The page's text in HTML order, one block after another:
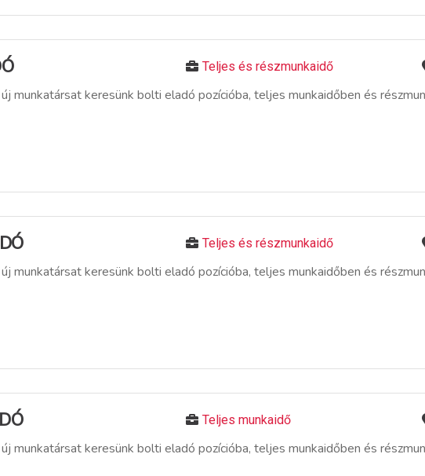
Teljes és részmunkaidő
munkatársat keresünk bolti eladó pozícióba, teljes munkaidőben és
Teljes és részmunkaidő
munkatársat keresünk bolti eladó pozícióba, teljes munkaidőben és
Teljes munkaidő
munkatársat keresünk bolti eladó pozícióba, teljes munkaidőben és